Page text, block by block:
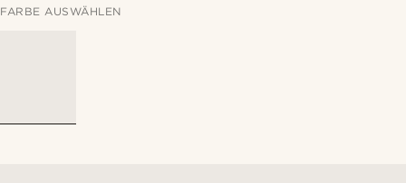
FARBE AUSWÄHLEN